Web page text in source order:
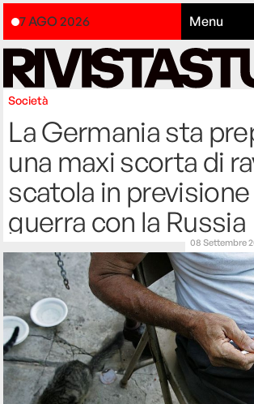
7 AGO 2026 Menu
Società
La Germania sta
una maxi scorta di
scatola in previsione
guerra con la Russia
08 Settembre